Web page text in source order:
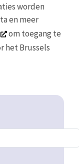
worden
en meer
om toegang te
het Brussels